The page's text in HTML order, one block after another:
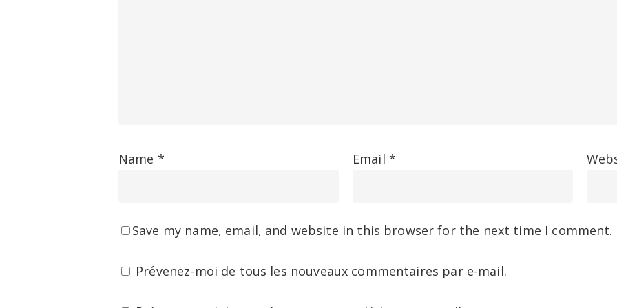
Name * Email *
Save my name, email, and website in this browser for the next time I comment.
Prévenez-moi de tous les nouveaux commentaires par e-mail.